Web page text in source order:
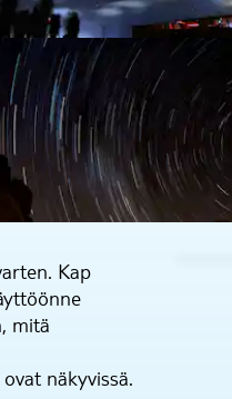
Kap
mitä
näkyvissä.